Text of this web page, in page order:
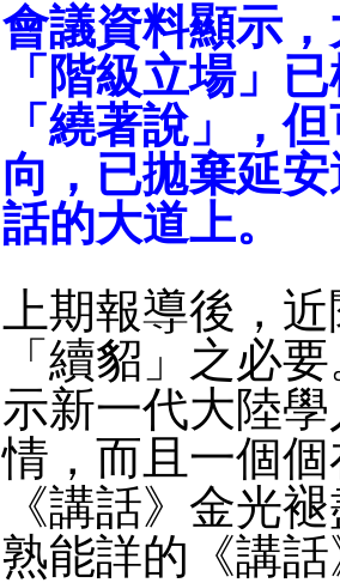
會議資料顯示
「階級立場」
「繞著說」，
向，已拋棄延
話的大道上。
上期報導後，
「續貂」之必
示新一代大陸
情，而且一個
《講話》金光
熟能詳的《講